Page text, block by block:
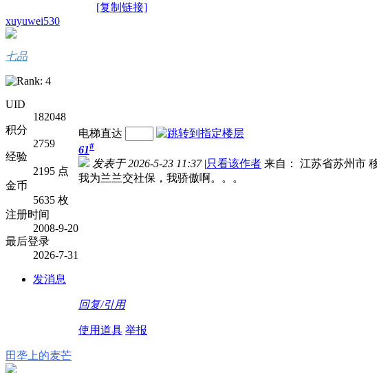
[复制链接]
xuyuwei530
七品
UID
182048
积分
2759
经验
2195 点
金币
5635 枚
注册时间
2008-9-20
最后登录
2026-7-31
发消息
电梯直达
61#
发表于 2026-5-23 11:37 |只看该作者 来自： 江苏省苏州市
我为兰兰交社保，我骄傲啊。。。
回复/引用
使用道具 举报
田垄上的麦芒